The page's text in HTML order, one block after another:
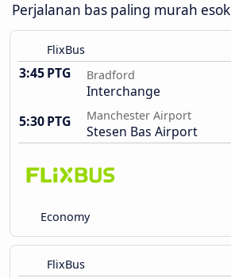
Perjalanan bas paling murah esok
FlixBus
3:45 PTG Bradford
Interchange
5:30 PTG
Manchester Airport
Stesen Bas Airport
Economy
FlixBus